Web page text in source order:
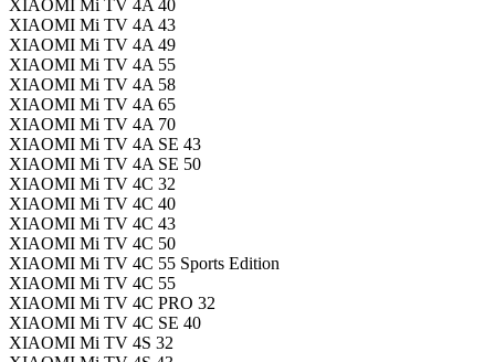
XIAOMI Mi TV 4A 40
XIAOMI Mi TV 4A 43
XIAOMI Mi TV 4A 49
XIAOMI Mi TV 4A 55
XIAOMI Mi TV 4A 58
XIAOMI Mi TV 4A 65
XIAOMI Mi TV 4A 70
XIAOMI Mi TV 4A SE 43
XIAOMI Mi TV 4A SE 50
XIAOMI Mi TV 4C 32
XIAOMI Mi TV 4C 40
XIAOMI Mi TV 4C 43
XIAOMI Mi TV 4C 50
XIAOMI Mi TV 4C 55 Sports Edition
XIAOMI Mi TV 4C 55
XIAOMI Mi TV 4C PRO 32
XIAOMI Mi TV 4C SE 40
XIAOMI Mi TV 4S 32